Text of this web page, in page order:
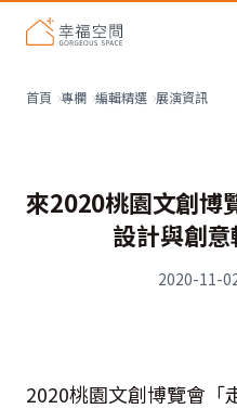
首頁 專欄 編輯精選 展演資訊
來2020桃園文創博
設計與創
2020-11-
2020桃園文創博覽會「